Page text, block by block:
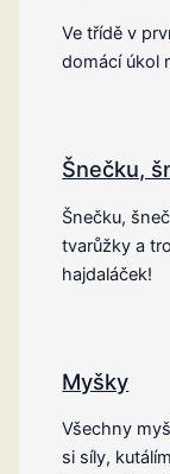
Ve třídě v
domácí úkol
Šnečku,
Šnečku,
tvarůžky a
hajdaláček!
Myšky
Všechny
si síly,